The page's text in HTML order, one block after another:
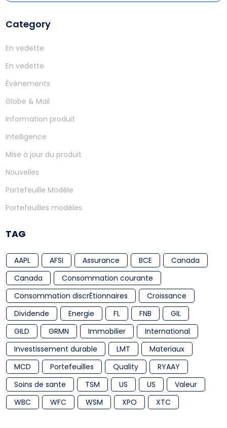
Category
En vedette
En vedette
Événements
Globe & Mail
Information produit
Intelligence
Mise à jour du produit
Nouvelles
Portefeuille Modèle
Portefeuilles modèles
TAG
AAPL AFSI Assurance BCE
Canada
Canada
Consommation courante
Consommation discrÈtionnaires
Croissance
Dividende
Energie FL FNB
GIL
GILD
GRMN Immobilier
International
Investissement durable
LMT
Materiaux
MCD
Portefeuilles Quality
RYAAY
Soins de sante
TSM US US
Valeur
WBC
WFC WSM XPO XTC